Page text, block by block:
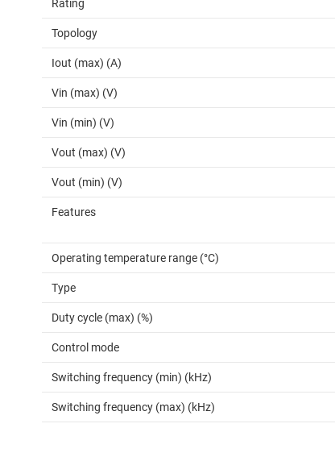
Rating
Topology
Iout (max) (A)
Vin (max) (V)
Vin (min) (V)
Vout (max) (V)
Vout (min) (V)
Features
Operating temperature range (°C)
Type
Duty cycle (max) (%)
Control mode
Switching frequency (min) (kHz)
Switching frequency (max) (kHz)